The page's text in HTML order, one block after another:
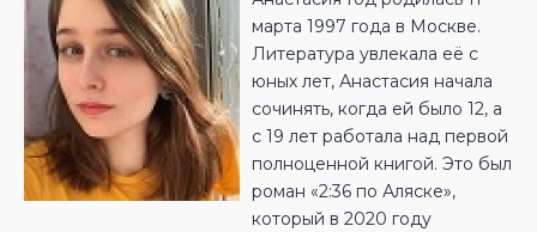
марта 1997 года в Москве.
Литература увлекала её с
юных лет, Анастасия начала
сочинять, когда ей было 12, а
с 19 лет работала над первой
полноценной книгой. Это был
роман «2:36 по Аляске»,
который в 2020 году